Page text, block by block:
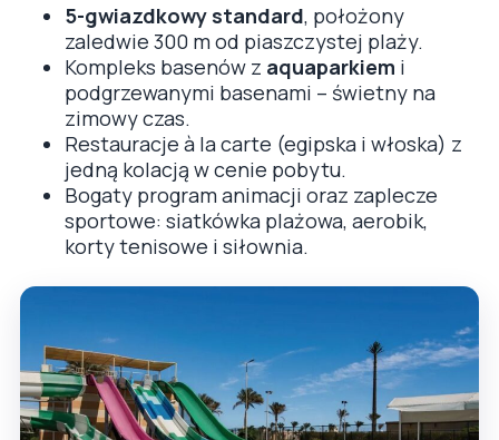
5-gwiazdkowy standard, położony
zaledwie 300 m od piaszczystej plaży.
Kompleks basenów z aquaparkiem i
podgrzewanymi basenami – świetny na
zimowy czas.
Restauracje à la carte (egipska i włoska) z
jedną kolacją w cenie pobytu.
Bogaty program animacji oraz zaplecze
sportowe: siatkówka plażowa, aerobik,
korty tenisowe i siłownia.